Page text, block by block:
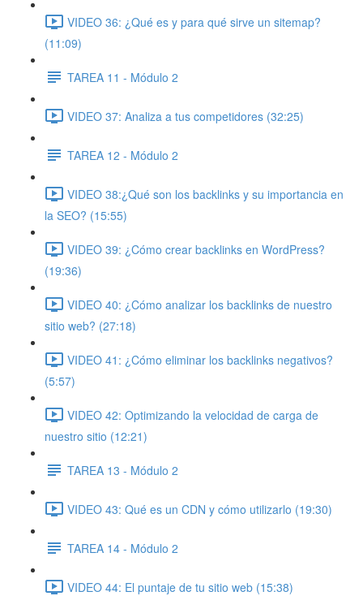
VIDEO 36: ¿Qué es y para qué sirve un sitemap?
(11:09)
TAREA 11 - Módulo 2
VIDEO 37: Analiza a tus competidores (32:25)
TAREA 12 - Módulo 2
VIDEO 38:¿Qué son los backlinks y su importancia en
la SEO? (15:55)
VIDEO 39: ¿Cómo crear backlinks en WordPress?
(19:36)
VIDEO 40: ¿Cómo analizar los backlinks de nuestro
sitio web? (27:18)
VIDEO 41: ¿Cómo eliminar los backlinks negativos?
(5:57)
VIDEO 42: Optimizando la velocidad de carga de
nuestro sitio (12:21)
TAREA 13 - Módulo 2
VIDEO 43: Qué es un CDN y cómo utilizarlo (19:30)
TAREA 14 - Módulo 2
VIDEO 44: El puntaje de tu sitio web (15:38)